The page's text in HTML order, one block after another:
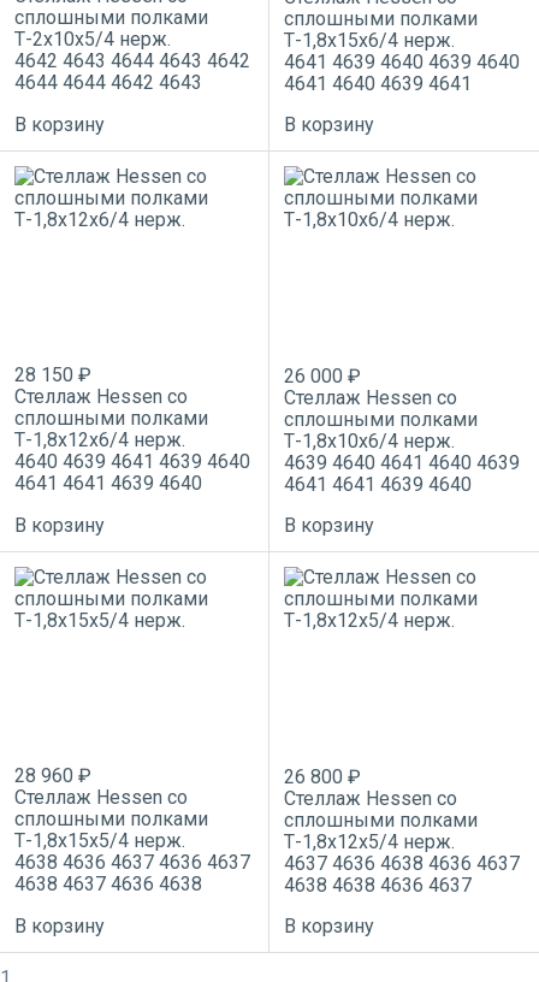
сплошными полками
Т-2х10х5/4 нерж.
4642 4643 4644 4643 4642
4644 4644 4642 4643
В корзину
сплошными полками
Т-1,8х15х6/4 нерж.
4641 4639 4640 4639 4640
4641 4640 4639 4641
В корзину
28 150 ₽
Стеллаж Hessen со
сплошными полками
Т-1,8х12х6/4 нерж.
4640 4639 4641 4639 4640
4641 4641 4639 4640
В корзину
26 000 ₽
Стеллаж Hessen со
сплошными полками
Т-1,8х10х6/4 нерж.
4639 4640 4641 4640 4639
4641 4641 4639 4640
В корзину
28 960 ₽
Стеллаж Hessen со
сплошными полками
Т-1,8х15х5/4 нерж.
4638 4636 4637 4636 4637
4638 4637 4636 4638
В корзину
26 800 ₽
Стеллаж Hessen со
сплошными полками
Т-1,8х12х5/4 нерж.
4637 4636 4638 4636 4637
4638 4638 4636 4637
В корзину